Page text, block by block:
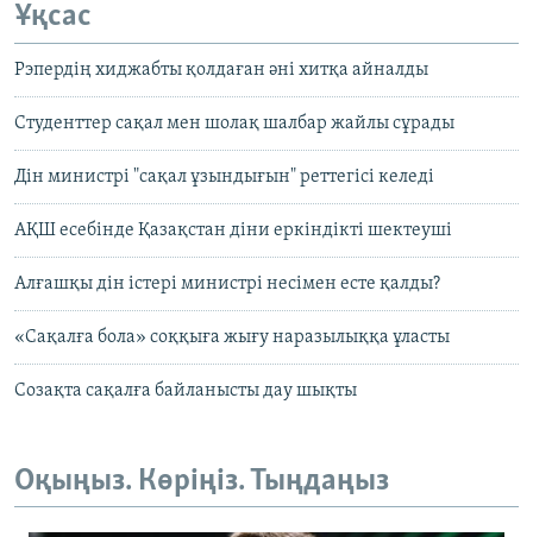
Ұқсас
Рэпердің хиджабты қолдаған әні хитқа айналды
Студенттер сақал мен шолақ шалбар жайлы сұрады
Дін министрі "сақал ұзындығын" реттегісі келеді
АҚШ есебінде Қазақстан діни еркіндікті шектеуші
Алғашқы дін істері министрі несімен есте қалды?
«Сақалға бола» соққыға жығу наразылыққа ұласты
Созақта сақалға байланысты дау шықты
Оқыңыз. Көріңіз. Тыңдаңыз